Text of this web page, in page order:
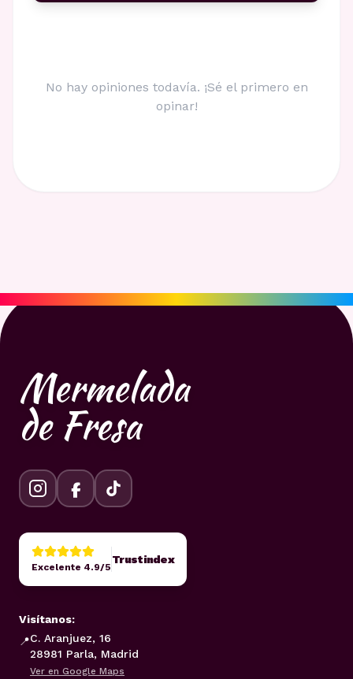
No hay opiniones todavía. ¡Sé el primero en
opinar!
Mermelada
de Fresa
Excelente 4.9/5
Trustindex
Visítanos:
📍C. Aranjuez, 16
28981 Parla, Madrid
Ver en Google Maps